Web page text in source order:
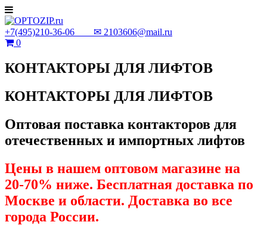
+7(495)210-36-06 ✉ 2103606@mail.ru
0
КОНТАКТОРЫ ДЛЯ ЛИФТОВ
КОНТАКТОРЫ ДЛЯ ЛИФТОВ
Оптовая поставка контакторов для
отечественных и импортных лифтов
Цены в нашем оптовом магазине на
20-70% ниже. Бесплатная доставка по
Москве и области. Доставка во все
города России.